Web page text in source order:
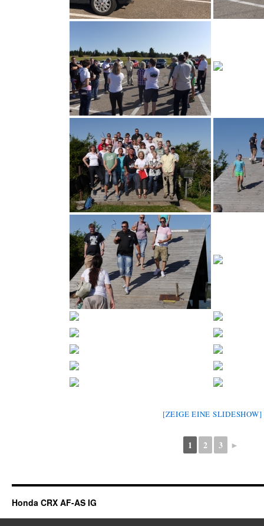
[ZEIGE EINE SLIDESHOW]
1 2 3 ►
Honda CRX AF-AS IG